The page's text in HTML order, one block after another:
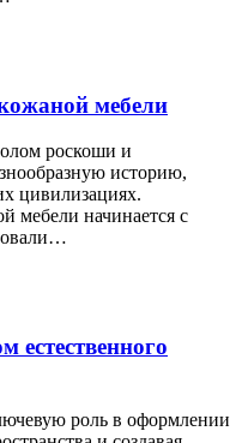
мебели
роскоши и
историю,
цивилизациях.
мебели начинается с
естественного
роль в оформлении